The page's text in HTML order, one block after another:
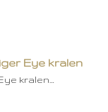
Eye kralen
kralen…